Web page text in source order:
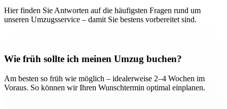
Hier finden Sie Antworten auf die häufigsten Fragen rund um
unseren Umzugsservice – damit Sie bestens vorbereitet sind.
Wie früh sollte ich meinen Umzug buchen?
Am besten so früh wie möglich – idealerweise 2–4 Wochen im
Voraus. So können wir Ihren Wunschtermin optimal einplanen.